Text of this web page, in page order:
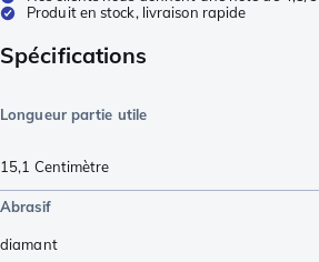
Produit en stock, livraison rapide
Spécifications
Longueur partie utile
15,1 Centimètre
Abrasif
diamant